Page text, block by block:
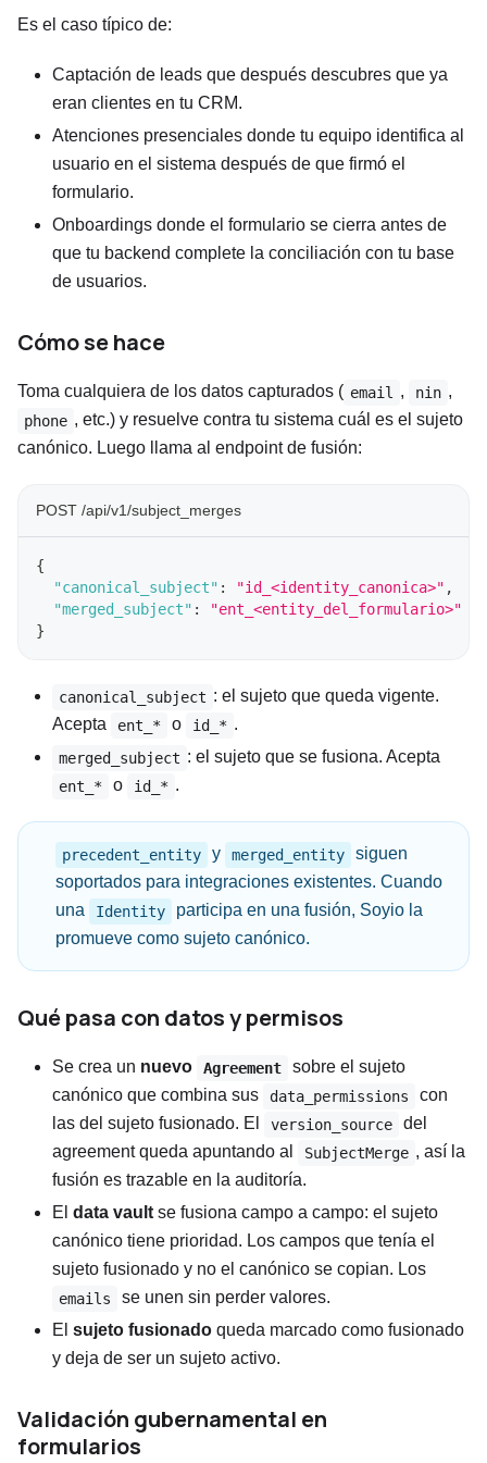
Es el caso típico de:
Captación de leads que después descubres que ya
eran clientes en tu CRM.
Atenciones presenciales donde tu equipo identifica al
usuario en el sistema después de que firmó el
formulario.
Onboardings donde el formulario se cierra antes de
que tu backend complete la conciliación con tu base
de usuarios.
Cómo se hace
Toma cualquiera de los datos capturados ( email , nin ,
phone , etc.) y resuelve contra tu sistema cuál es el sujeto
canónico. Luego llama al endpoint de fusión:
POST /api/v1/subject_merges
{
"canonical_subject" : "id_<identity_canonica>" ,
"merged_subject" :
"ent_<entity_del_formulario>"
}
canonical_subject : el sujeto que queda vigente.
Acepta
ent_* o id_* .
merged_subject : el sujeto que se fusiona. Acepta
ent_* o id_* .
precedent_entity y merged_entity
siguen
soportados para integraciones existentes. Cuando
una
Identity
participa en una fusión, Soyio la
promueve como sujeto canónico.
Qué pasa con datos y permisos
Se crea un nuevo Agreement
sobre el sujeto
canónico que combina sus
data_permissions
con
las del sujeto fusionado. El
version_source
del
agreement queda apuntando al
SubjectMerge , así la
fusión es trazable en la auditoría.
El data vaultse fusiona campo a campo: el sujeto
canónico tiene prioridad. Los campos que tenía el
sujeto fusionado y no el canónico se copian. Los
emails
se unen sin perder valores.
El sujeto fusionado queda marcado como fusionado
y deja de ser un sujeto activo.
Validación gubernamental en
formularios